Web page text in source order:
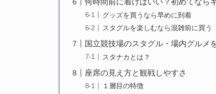
何時間前に着けばいい？初めてなら
グッズを買うなら早めに到着
スタグルを楽しむなら混雑前に買う
国立競技場のスタグル・場内グルメ
スタナカとは？
座席の見え方と観戦しやすさ
１層目の特徴